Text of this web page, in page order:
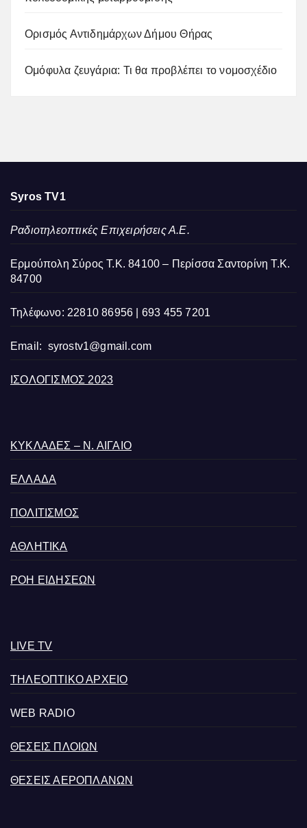
Ορισμός Αντιδημάρχων Δήμου Θήρας
Ομόφυλα ζευγάρια: Τι θα προβλέπει το νομοσχέδιο
Syros TV1
Ραδιοτηλεοπτικές Επιχειρήσεις Α.Ε.
Ερμούπολη Σύρος Τ.Κ. 84100 – Περίσσα Σαντορίνη Τ.Κ.
84700
Τηλέφωνο: 22810 86956 | 693 455 7201
Email: syrostv1@gmail.com
ΙΣΟΛΟΓΙΣΜΟΣ 2023
ΚΥΚΛΑΔΕΣ – Ν. ΑΙΓΑΙΟ
ΕΛΛΑΔΑ
ΠΟΛΙΤΙΣΜΟΣ
ΑΘΛΗΤΙΚΑ
ΡΟΗ ΕΙΔΗΣΕΩΝ
LIVE TV
ΤΗΛΕΟΠΤΙΚΟ ΑΡΧΕΙΟ
WEB RADIO
ΘΕΣΕΙΣ ΠΛΟΙΩΝ
ΘΕΣΕΙΣ ΑΕΡΟΠΛΑΝΩΝ